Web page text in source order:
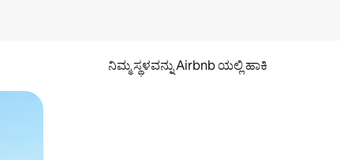
ನಿಮ್ಮ ಸ್ಥಳವನ್ನು Airbnb ಯಲ್ಲಿ ಹಾಕಿ